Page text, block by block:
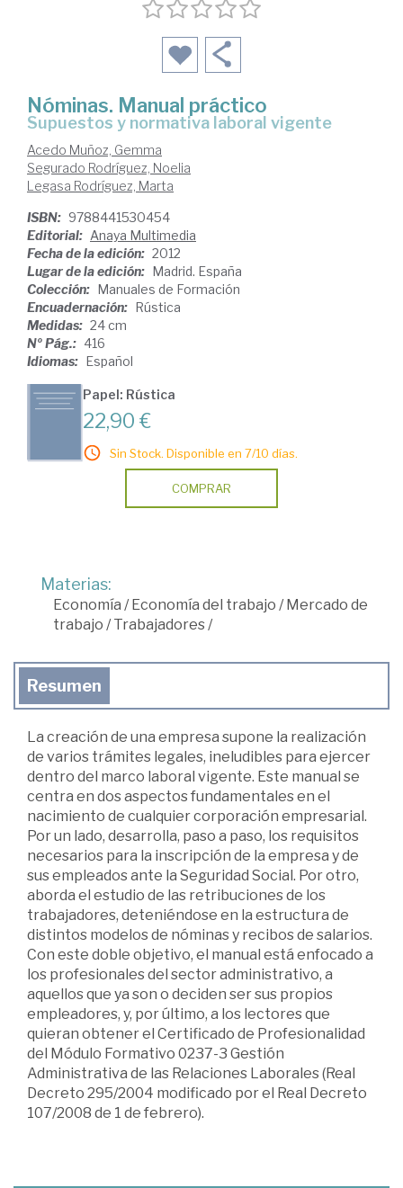
Nóminas. Manual práctico
supuestos y normativa laboral vigente
Acedo Muñoz, Gemma
Segurado Rodríguez, Noelia
Legasa Rodríguez, Marta
ISBN: 9788441530454
Editorial: Anaya Multimedia
Fecha de la edición: 2012
Lugar de la edición: Madrid. España
Colección: Manuales de Formación
Encuadernación: Rústica
Medidas: 24 cm
Nº Pág.: 416
Idiomas: Español
Papel: Rústica
22,90 €
Sin Stock. Disponible en 7/10 días.
COMPRAR
Materias:
Economía /Economía del trabajo /Mercado de
trabajo /Trabajadores/
Resumen
La creación de una empresa supone la realización
de varios trámites legales, ineludibles para ejercer
dentro del marco laboral vigente. Este manual se
centra en dos aspectos fundamentales en el
nacimiento de cualquier corporación empresarial.
Por un lado, desarrolla, paso a paso, los requisitos
necesarios para la inscripción de la empresa y de
sus empleados ante la Seguridad Social. Por otro,
aborda el estudio de las retribuciones de los
trabajadores, deteniéndose en la estructura de
distintos modelos de nóminas y recibos de salarios.
Con este doble objetivo, el manual está enfocado a
los profesionales del sector administrativo, a
aquellos que ya son o deciden ser sus propios
empleadores, y, por último, a los lectores que
quieran obtener el Certificado de Profesionalidad
del Módulo Formativo 0237-3 Gestión
Administrativa de las Relaciones Laborales (Real
Decreto 295/2004 modificado por el Real Decreto
107/2008 de 1 de febrero).